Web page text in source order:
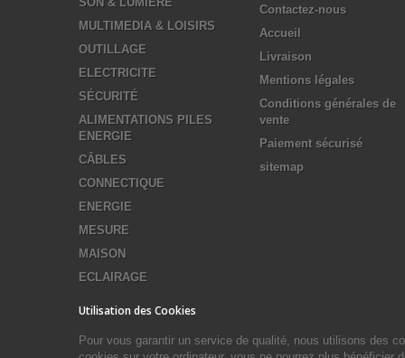
MULTIMEDIA & LOISIRS
OUTILLAGE
ELECTRICITE
SÉCURITÉ
ALIMENTATIONS PILES
ENERGIE
CÂBLES
CONNECTIQUE
ENERGIE
MESURE
MAISON
ECLAIRAGE
Contactez-nous
Accueil
Livraison
Mentions légales
Conditions générales de
vente
Paiement sécurisé
sitemap
Utilisation des Cookies
Pour vous garantir un service de qualité, nous utilisons des